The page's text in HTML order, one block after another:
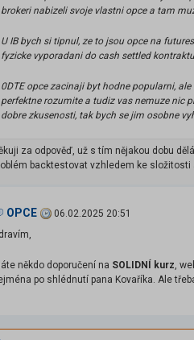
brokeri nabizeli svoje vlastni opce a tam
U IB bych si tipnul, ze to jsou opce na
fyzicke vyporadani do cash settled
0DTE opce zacinaji byt hodne popularni,
perfektne rozumite a tudiz vas nemuze nic
dobre zkusenosti, tak bych se jim osobne
za odpověď, už s tím nějakou dobu
backtestovat vzhledem ke
OPCE
06.02.2025 20:51
někdo doporučení na SOLIDNÍ kurz,
po shlédnutí pana Kovaříka. Ale